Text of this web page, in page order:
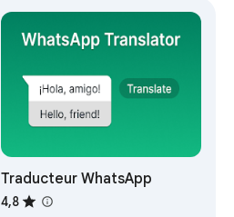
Traducteur WhatsApp
4,8